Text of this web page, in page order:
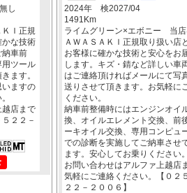
し
Ｉ正規
かな技術
納車前
用ツール
ます。
いますの
越店まで
２２－
2024年 検2027/04
1491Km
ライムグリーン×エボニー 当
ＡＷＡＳＡＫＩ正規取り扱い店
お客様に確かな技術と安心をお
します。キズ・錆など詳しい車
はご連絡頂ければメールにて写
送りさせて頂きます。お気軽に
ください。
納車前整備時にはエンジンオイ
換、オイルエレメント交換、前
ーキオイル交換、専用コンピュ
での診断を実施してご納車させ
ます。安心してお乗りください
お問い合わせはアルファ上越店
気軽にご連絡ください。【０２
２２－２００６】